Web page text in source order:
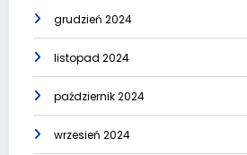
grudzień 2024
listopad 2024
październik 2024
wrzesień 2024